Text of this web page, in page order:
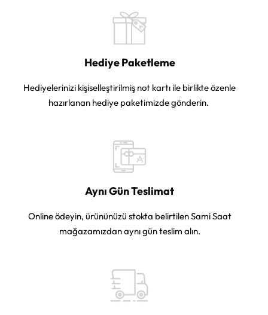
Hediye Paketleme
Hediyelerinizi kişiselleştirilmiş not kartı ile birlikte özenle
hazırlanan hediye paketimizde gönderin.
Aynı Gün Teslimat
Online ödeyin, ürününüzü stokta belirtilen Sami Saat
mağazamızdan aynı gün teslim alın.